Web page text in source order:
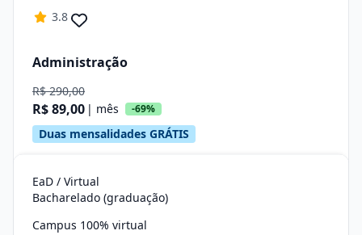
3.8
Administração
R$ 290,00
R$ 89,00 | mês -69%
Duas mensalidades GRÁTIS
EaD / Virtual
Bacharelado (graduação)
Campus 100% virtual